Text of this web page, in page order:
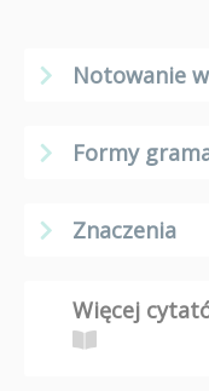
Notowanie
Formy
Znaczenia
Więcej